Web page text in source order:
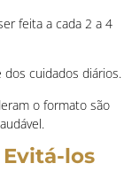
feita a cada 2 a 4
cuidados diários.
o formato são
los